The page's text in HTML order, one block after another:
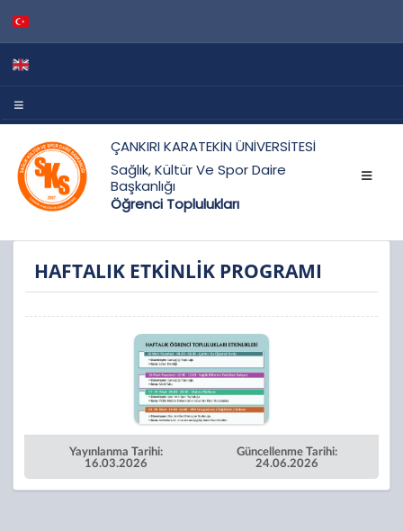
ÇANKIRI KARATEKİN ÜNİVERSİTESİ
Sağlık, Kültür Ve Spor Daire
Başkanlığı
Öğrenci Toplulukları
HAFTALIK ETKİNLİK PROGRAMI
Yayınlanma Tarihi:
16.03.2026
Güncellenme Tarihi:
24.06.2026